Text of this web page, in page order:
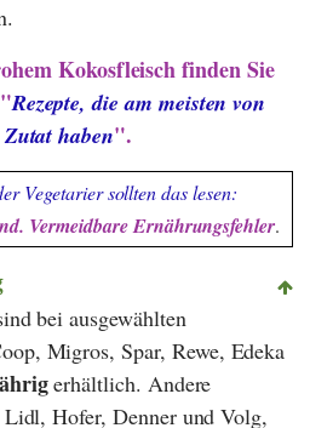
Kokosfleisch finden Sie
Rezepte, die am meisten von
haben".
Vegetarier sollten das lesen:
Vermeidbare Ernährungsfehler.
bei ausgewählten
, Migros,Spar, Rewe, Edeka
erhältlich. Andere
Lidl,Hofer, Denner undVolg,